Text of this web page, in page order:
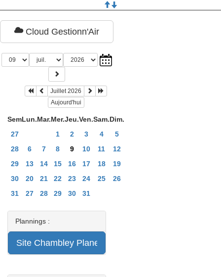
Cloud Gestionn'Air
Juillet 2026
Aujourd'hui
SemLun.Mar.Mer.Jeu.Ven.Sam.Dim.
27
1 2 3 4
5
28
6 7 8 9 10 11
12
29
13 14 15 16 17 18
19
30
20 21 22 23 24 25
26
31
27 28 29 30 31
Plannings :